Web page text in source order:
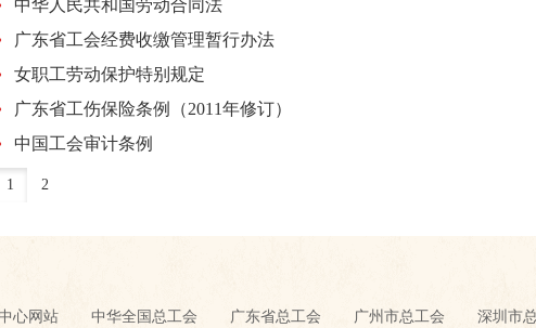
中华人民共和国劳动合同法
广东省工会经费收缴管理暂行办法
女职工劳动保护特别规定
广东省工伤保险条例（2011年修订）
中国工会审计条例
1 2
心网站 中华全国总工会 广东省总工会 广州市总工会 深圳市